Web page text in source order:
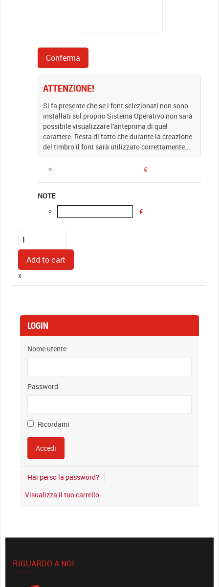
ATTENZIONE!
Si fa presente che se i font selezionati non sono
installati sul proprio Sistema Operativo non sarà
possibile visualizzare l'anteprima di quel
carattere. Resta di fatto che durante la creazione
del timbro il font sarà utilizzato correttamente...
€
NOTE
€
Timbro
Manuale
Plastica
(30x45mm)
quantity
Add to cart
x
LOGIN
Nome utente
Password
Ricordami
Hai perso la password?
Visualizza il tuo carrello
RIGUARDO A NOI